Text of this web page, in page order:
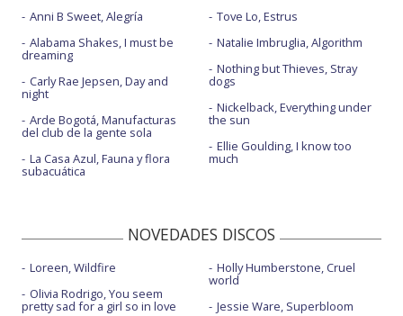
Anni B Sweet, Alegría
Alabama Shakes, I must be
dreaming
Carly Rae Jepsen, Day and
night
Arde Bogotá, Manufacturas
del club de la gente sola
La Casa Azul, Fauna y flora
subacuática
Tove Lo, Estrus
Natalie Imbruglia, Algorithm
Nothing but Thieves, Stray
dogs
Nickelback, Everything under
the sun
Ellie Goulding, I know too
much
NOVEDADES DISCOS
Loreen, Wildfire
Olivia Rodrigo, You seem
pretty sad for a girl so in love
Holly Humberstone, Cruel
world
Jessie Ware, Superbloom